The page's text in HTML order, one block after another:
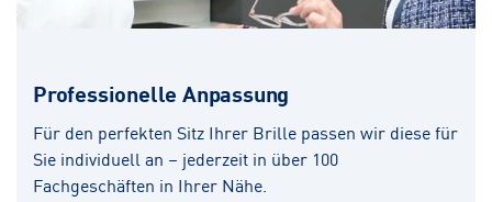
Professionelle Anpassung
Für den perfekten Sitz Ihrer Brille passen wir diese für
Sie individuell an – jederzeit in über 100
Fachgeschäften in Ihrer Nähe.